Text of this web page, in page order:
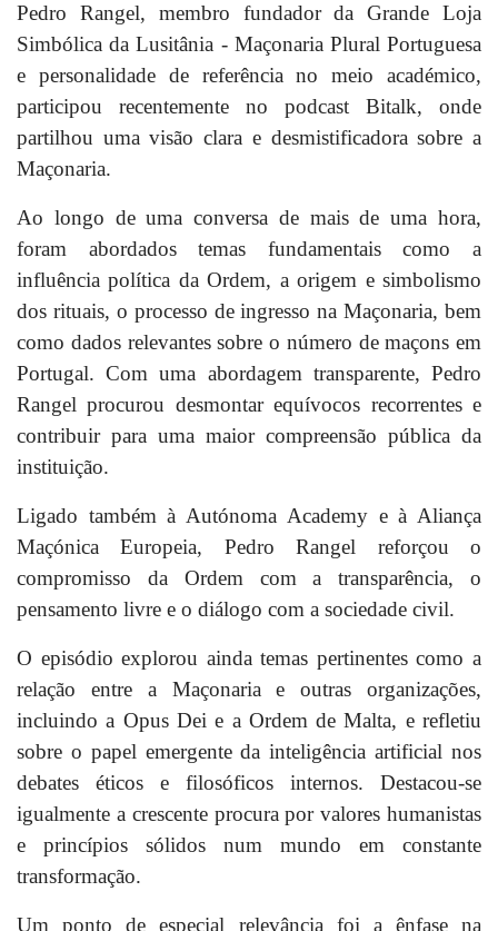
Pedro Rangel, membro fundador da Grande Loja
Simbólica da Lusitânia - Maçonaria Plural Portuguesa
e personalidade de referência no meio académico,
participou recentemente no podcast Bitalk, onde
partilhou uma visão clara e desmistificadora sobre a
Maçonaria.
Ao longo de uma conversa de mais de uma hora,
foram abordados temas fundamentais como a
influência política da Ordem, a origem e simbolismo
dos rituais, o processo de ingresso na Maçonaria, bem
como dados relevantes sobre o número de maçons em
Portugal. Com uma abordagem transparente, Pedro
Rangel procurou desmontar equívocos recorrentes e
contribuir para uma maior compreensão pública da
instituição.
Ligado também à Autónoma Academy e à Aliança
Maçónica Europeia, Pedro Rangel reforçou o
compromisso da Ordem com a transparência, o
pensamento livre e o diálogo com a sociedade civil.
O episódio explorou ainda temas pertinentes como a
relação entre a Maçonaria e outras organizações,
incluindo a Opus Dei e a Ordem de Malta, e refletiu
sobre o papel emergente da inteligência artificial nos
debates éticos e filosóficos internos. Destacou-se
igualmente a crescente procura por valores humanistas
e princípios sólidos num mundo em constante
transformação.
Um ponto de especial relevância foi a ênfase na